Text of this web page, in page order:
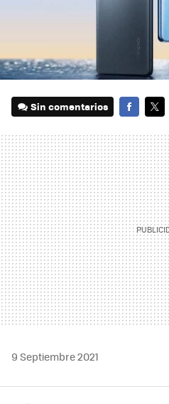
Sin comentarios
9 Septiembre 2021